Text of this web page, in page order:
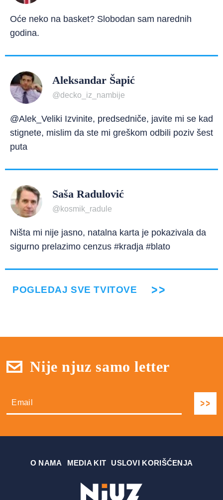
Oće neko na basket? Slobodan sam narednih
godina.
Aleksandar Šapić
@decko_iz_nambije
@Alek_Veliki Izvinite, predsedniče, javite mi se kad
stignete, mislim da ste mi greškom odbili poziv šest
puta
Saša Radulović
@kosmik_radule
Ništa mi nije jasno, natalna karta je pokazivala da
sigurno prelazimo cenzus #kradja #blato
POGLEDAJ SVE TVITOVE
Nije njuz samo letter
О NAMA MEDIA KIT USLOVI KORIŠĆENJA